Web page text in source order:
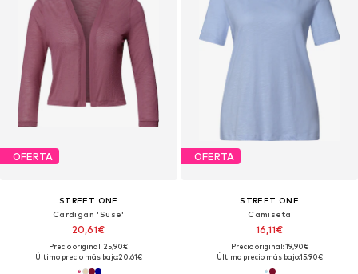
OFERTA
STREET ONE
Cárdigan 'Suse'
20,61€
Precio original: 25,90€
Último precio más bajo:20,61€
OFERTA
STREET ONE
Camiseta
16,11€
Precio original: 19,90€
Último precio más bajo:15,90€